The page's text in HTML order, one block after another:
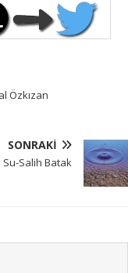
Özkızan
SONRAKI
Su-Salih Batak